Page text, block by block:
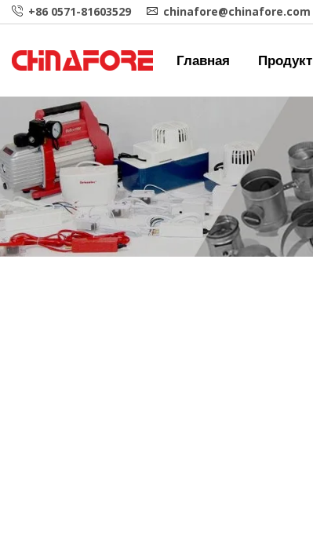
+86 0571-81603529 chinafore@chinafore.com
Главная Продукт